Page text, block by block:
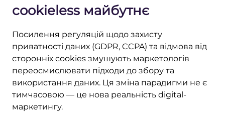
cookieless майбутнє
Посилення регуляцій щодо захисту
приватності даних (GDPR, CCPA) та відмова від
сторонніх cookies змушують маркетологів
переосмислювати підходи до збору та
використання даних. Ця зміна парадигми не є
тимчасовою — це нова реальність digital-
маркетингу.